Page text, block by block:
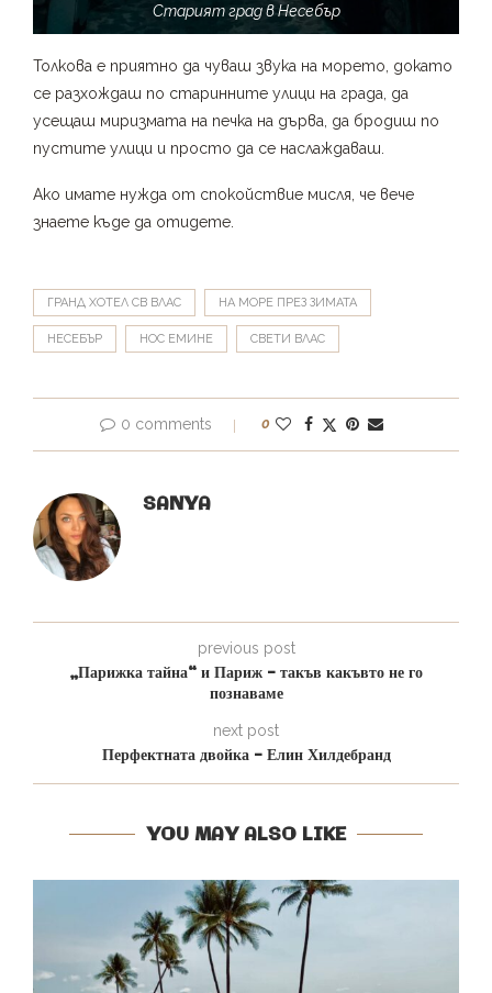
Старият град в Несебър
Толкова е приятно да чуваш звука на морето, докато
се разхождаш по старинните улици на града, да
усещаш миризмата на печка на дърва, да бродиш по
пустите улици и просто да се наслаждаваш.
Ако имате нужда от спокойствие мисля, че вече
знаете къде да отидете.
ГРАНД ХОТЕЛ СВ ВЛАС НА МОРЕ ПРЕЗ ЗИМАТА
НЕСЕБЪР НОС ЕМИНЕ СВЕТИ ВЛАС
0 comments 0
SANYA
previous post
„Парижка тайна“ и Париж – такъв какъвто не го
познаваме
next post
Перфектната двойка – Елин Хилдебранд
YOU MAY ALSO LIKE